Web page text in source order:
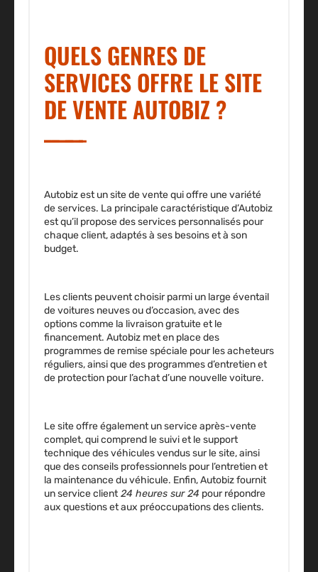
QUELS GENRES DE
SERVICES OFFRE LE SITE
DE VENTE AUTOBIZ ?
Autobiz est un site de vente qui offre une variété
de services. La principale caractéristique d’Autobiz
est qu’il propose des services personnalisés pour
chaque client, adaptés à ses besoins et à son
budget.
Les clients peuvent choisir parmi un large éventail
de voitures neuves ou d’occasion,avec des
options comme la livraison gratuite et le
financement. Autobiz met en place des
programmes de remise spéciale pour les acheteurs
réguliers, ainsi que des programmes d’entretien et
de protection pour l’achat d’une nouvelle voiture.
Le site offre égalementun service après-vente
complet,qui comprend le suivi et le support
technique des véhicules vendus sur le site, ainsi
que des conseils professionnels pour l’entretien et
la maintenance du véhicule. Enfin, Autobizfournit
un service client24 heures sur 24 pour répondre
aux questions et aux préoccupations des clients.